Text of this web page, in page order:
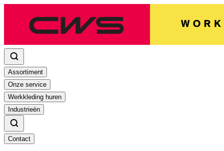
Assortiment
Onze service
Werkkleding huren
Industrieën
Contact